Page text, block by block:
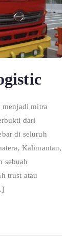
mitra
dari
di seluruh
Kalimantan,
sebuah
trust atau